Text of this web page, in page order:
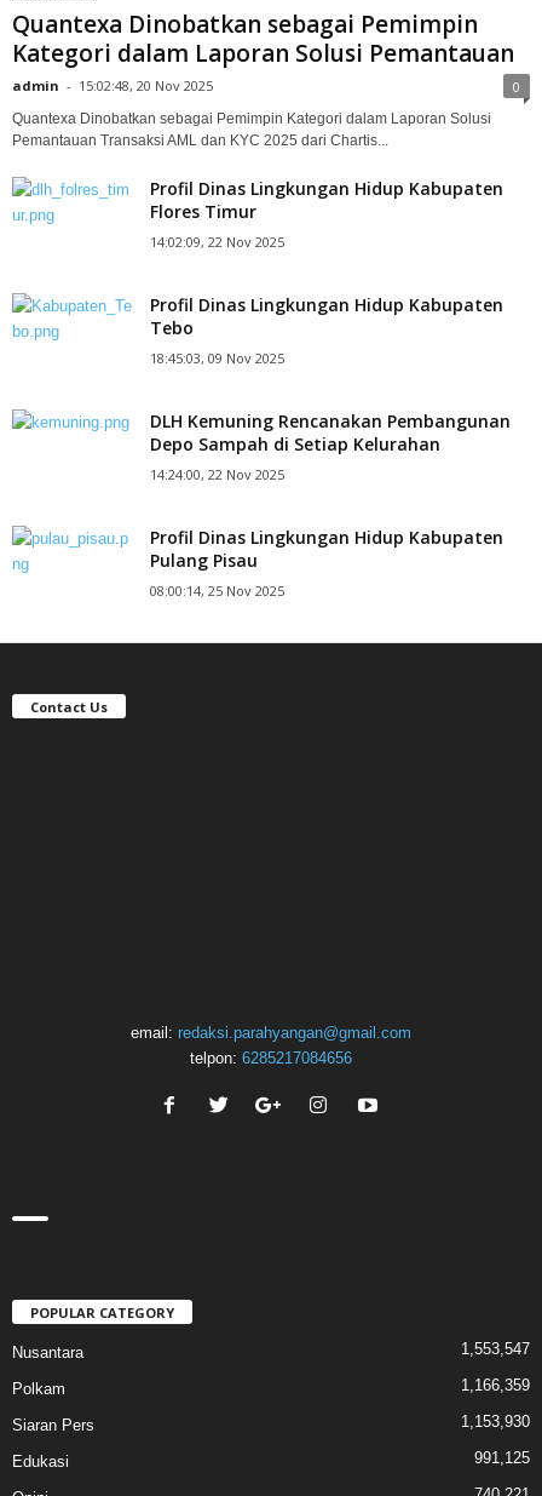
Quantexa Dinobatkan sebagai Pemimpin
Kategori dalam Laporan Solusi Pemantauan
admin - 15:02:48, 20 Nov 2025 0
Quantexa Dinobatkan sebagai Pemimpin Kategori dalam Laporan Solusi
Pemantauan Transaksi AML dan KYC 2025 dari Chartis...
Profil Dinas Lingkungan Hidup Kabupaten
Flores Timur
14:02:09, 22 Nov 2025
Profil Dinas Lingkungan Hidup Kabupaten
Tebo
18:45:03, 09 Nov 2025
DLH Kemuning Rencanakan Pembangunan
Depo Sampah di Setiap Kelurahan
14:24:00, 22 Nov 2025
Profil Dinas Lingkungan Hidup Kabupaten
Pulang Pisau
08:00:14, 25 Nov 2025
Contact Us
email: redaksi.parahyangan@gmail.com
telpon: 6285217084656
POPULAR CATEGORY
Nusantara 1,553,547
Polkam 1,166,359
Siaran Pers 1,153,930
Edukasi 991,125